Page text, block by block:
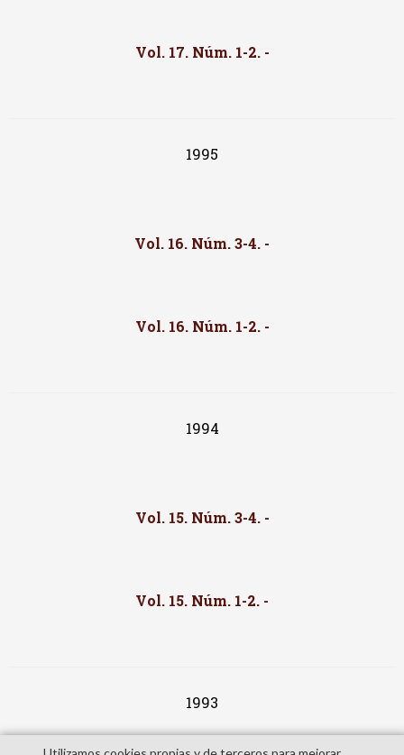
Vol. 17. Núm. 1-2. -
1995
Vol. 16. Núm. 3-4. -
Vol. 16. Núm. 1-2. -
1994
Vol. 15. Núm. 3-4. -
Vol. 15. Núm. 1-2. -
1993